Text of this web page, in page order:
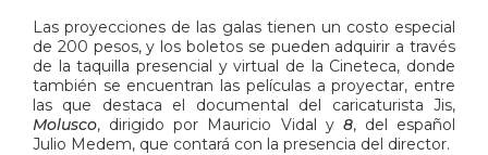
Las proyecciones de las galas tienen un costo especial
de 200 pesos, y los boletos se pueden adquirir a través
de la taquilla presencial y virtual de la Cineteca, donde
también se encuentran las películas a proyectar, entre
las que destaca el documental del caricaturista Jis,
Molusco, dirigido por Mauricio Vidal y 8, del español
Julio Medem, que contará con la presencia del director.